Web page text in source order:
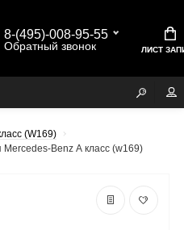
8-(495)-008-95-55
Обратный звонок ЛИСТ
(W169)
Mercedes-Benz А класс (w169)